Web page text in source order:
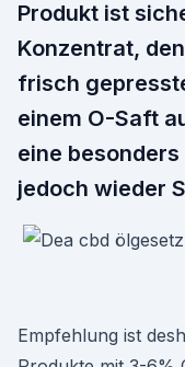
Produkt ist
Konzentrat,
frisch
einem O-Saft
eine besonders
jedoch wieder
Empfehlung ist